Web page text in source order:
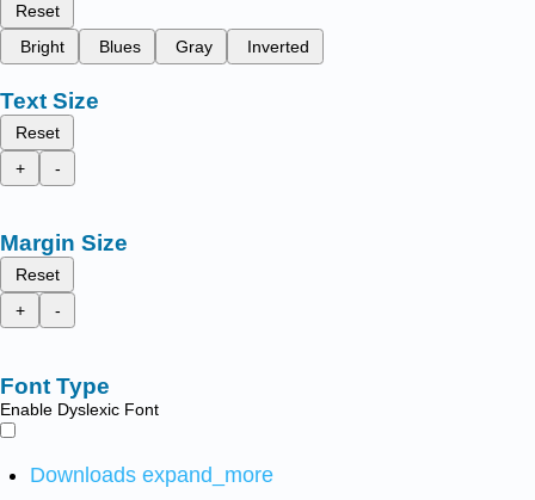
Reset
Bright
Blues Gray Inverted
Text Size
Reset
+
-
Margin Size
Reset
+
-
Font Type
Enable Dyslexic Font
Downloads expand_more